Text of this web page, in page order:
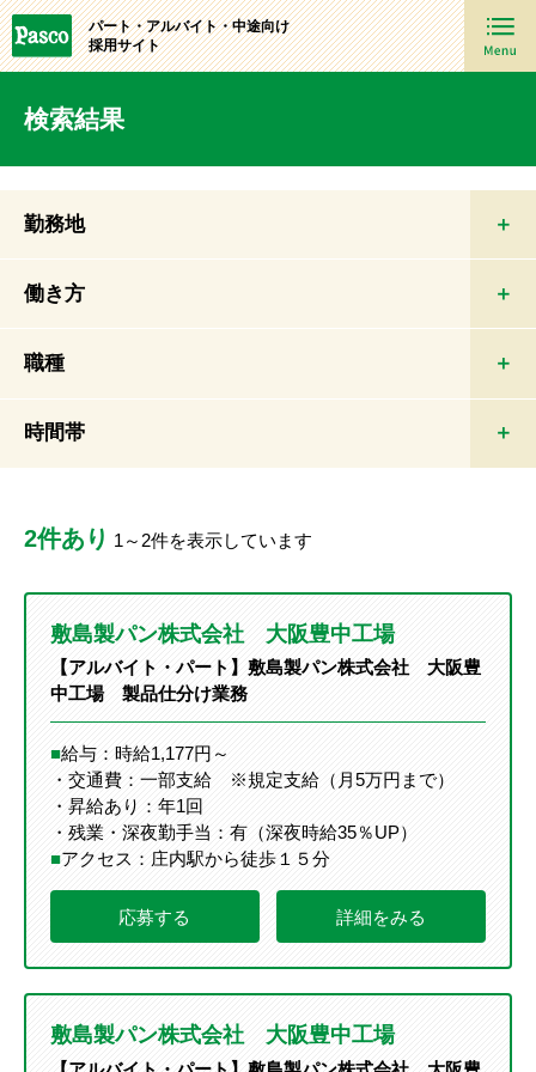
パート・アルバイト・中途向け
採用サイト
検索結果
勤務地
働き方
職種
時間帯
2件あり 1～2件を表示しています
敷島製パン株式会社 大阪豊中工場
【アルバイト・パート】敷島製パン株式会社 大阪豊
中工場 製品仕分け業務
■給与：時給1,177円～
・交通費：一部支給 ※規定支給（月5万円まで）
・昇給あり：年1回
・残業・深夜勤手当：有（深夜時給35％UP）
■アクセス：庄内駅から徒歩１５分
応募する 詳細をみる
敷島製パン株式会社 大阪豊中工場